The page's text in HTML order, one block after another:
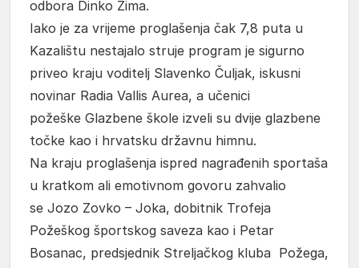
odbora Dinko Zima.
Iako je za vrijeme proglašenja čak 7,8 puta u
Kazalištu nestajalo struje program je sigurno
priveo kraju voditelj Slavenko Čuljak, iskusni
novinar Radia Vallis Aurea, a učenici
požeške Glazbene škole izveli su dvije glazbene
točke kao i hrvatsku državnu himnu.
Na kraju proglašenja ispred nagrađenih sportaša
u kratkom ali emotivnom govoru zahvalio
se Jozo Zovko – Joka, dobitnik Trofeja
Požeškog športskog saveza kao i Petar
Bosanac, predsjednik Streljačkog kluba Požega,